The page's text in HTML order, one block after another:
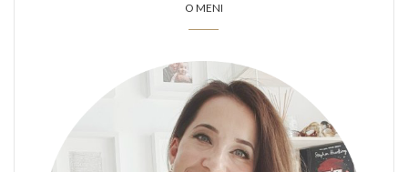
O MENI